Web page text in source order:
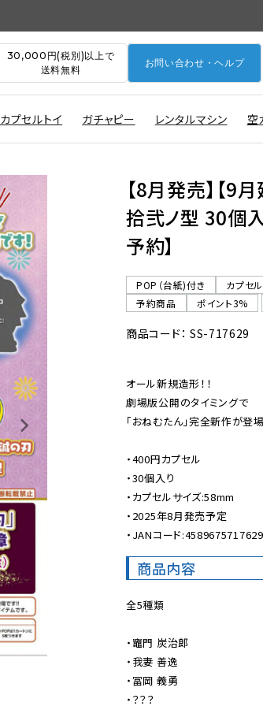
30,000円(税別)以上で
送料無料
お問い合わせ・ヘルプ
カプセルトイ ガチャピー レンタルマシン 空
【8月発売】【9
拾弐ノ型 30個
予約】
POP（台紙)付き
カプセ
予約商品
ポイント3%
商品コード： SS-717629
オール新規造形！！
劇場版公開のタイミングで
「おねむたん」完全新作が登場
・400円カプセル
・30個入り
・カプセルサイズ:58mm
・2025年8月発売予定
・JANコード:4589675717629
商品内容
全5種類
・竈門 炭治郎
・我妻 善逸
・冨岡 義勇
・？？？